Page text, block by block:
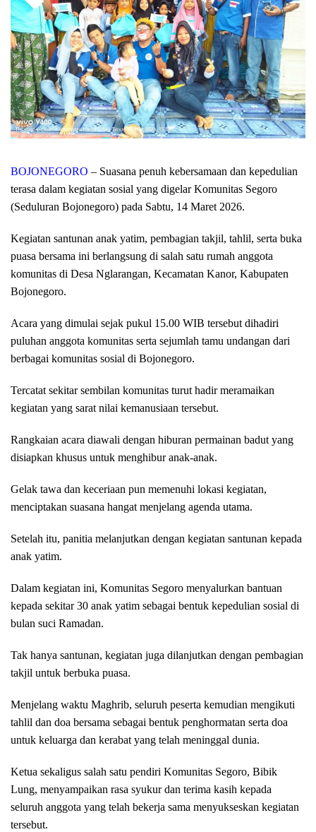
BOJONEGORO – Suasana penuh kebersamaan dan kepedulian
terasa dalam kegiatan sosial yang digelar Komunitas Segoro
(Seduluran Bojonegoro) pada Sabtu, 14 Maret 2026.
Kegiatan santunan anak yatim, pembagian takjil, tahlil, serta buka
puasa bersama ini berlangsung di salah satu rumah anggota
komunitas di Desa Nglarangan, Kecamatan Kanor, Kabupaten
Bojonegoro.
Acara yang dimulai sejak pukul 15.00 WIB tersebut dihadiri
puluhan anggota komunitas serta sejumlah tamu undangan dari
berbagai komunitas sosial di Bojonegoro.
Tercatat sekitar sembilan komunitas turut hadir meramaikan
kegiatan yang sarat nilai kemanusiaan tersebut.
Rangkaian acara diawali dengan hiburan permainan badut yang
disiapkan khusus untuk menghibur anak-anak.
Gelak tawa dan keceriaan pun memenuhi lokasi kegiatan,
menciptakan suasana hangat menjelang agenda utama.
Setelah itu, panitia melanjutkan dengan kegiatan santunan kepada
anak yatim.
Dalam kegiatan ini, Komunitas Segoro menyalurkan bantuan
kepada sekitar 30 anak yatim sebagai bentuk kepedulian sosial di
bulan suci Ramadan.
Tak hanya santunan, kegiatan juga dilanjutkan dengan pembagian
takjil untuk berbuka puasa.
Menjelang waktu Maghrib, seluruh peserta kemudian mengikuti
tahlil dan doa bersama sebagai bentuk penghormatan serta doa
untuk keluarga dan kerabat yang telah meninggal dunia.
Ketua sekaligus salah satu pendiri Komunitas Segoro, Bibik
Lung, menyampaikan rasa syukur dan terima kasih kepada
seluruh anggota yang telah bekerja sama menyukseskan kegiatan
tersebut.